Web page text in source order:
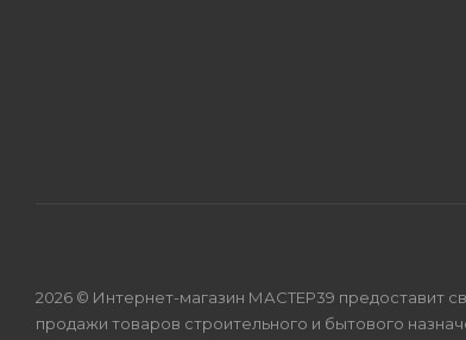
2026 © Интернет-магазин МАСТЕР39 предоставит
продажи товаров строительного и бытового